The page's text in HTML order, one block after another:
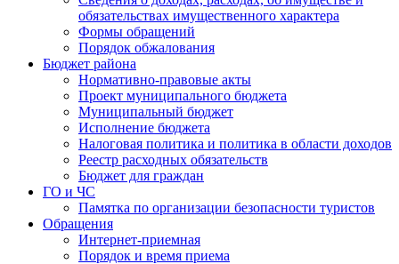
обязательствах имущественного характера
Формы обращений
Порядок обжалования
Бюджет района
Нормативно-правовые акты
Проект муниципального бюджета
Муниципальный бюджет
Исполнение бюджета
Налоговая политика и политика в области доходов
Реестр расходных обязательств
Бюджет для граждан
ГО и ЧС
Памятка по организации безопасности туристов
Обращения
Интернет-приемная
Порядок и время приема